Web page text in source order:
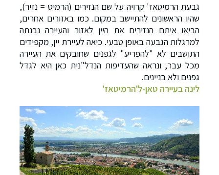
גבעת הרמיטאז' קרויה על שם הנזירים (הרמיט = נזיר),
שהיו הראשונים להתיישב במקום. כמו באזורים אחרים,
הביאו איתם הנזירים את היין לאזור והעיירה נבנתה
למרגלות הגבעה באופן טבעי. כיאה לעיירת יין, מקפידים
התושבים לא "להפריע" לגפנים שחובקים את העיירה
מכל עבר, ונראה שהעדיפות הנדל"נית כאן היא לגדל
גפנים ולא בניינים.
לינה בעיירה טאן-ל'הרמיטאז'